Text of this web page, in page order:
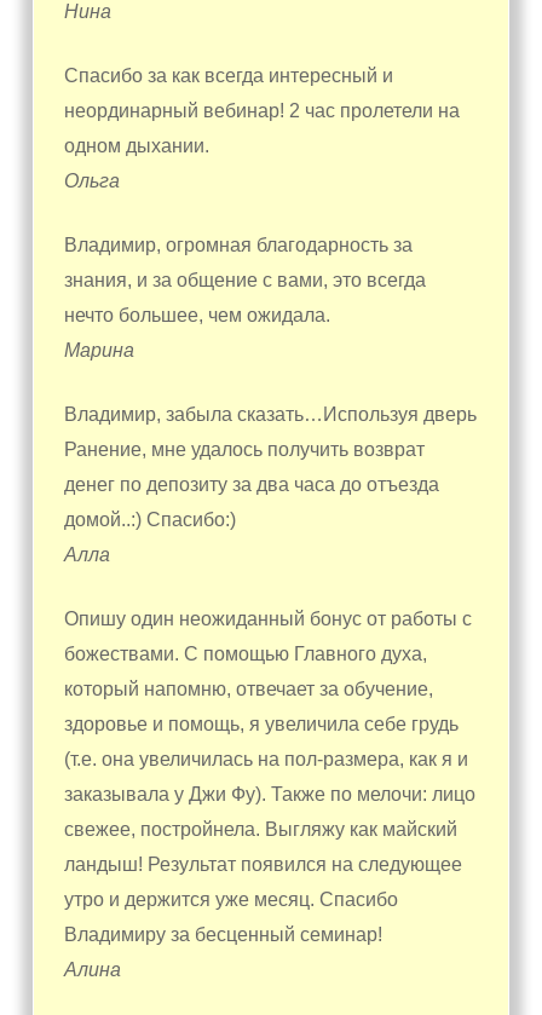
Нина
Спасибо за как всегда интересный и
неординарный вебинар! 2 час пролетели на
одном дыхании.
Ольга
Владимир, огромная благодарность за
знания, и за общение с вами, это всегда
нечто большее, чем ожидала.
Марина
Владимир, забыла сказать…Используя дверь
Ранение, мне удалось получить возврат
денег по депозиту за два часа до отъезда
домой..:) Спасибо:)
Алла
Опишу один неожиданный бонус от работы с
божествами. С помощью Главного духа,
который напомню, отвечает за обучение,
здоровье и помощь, я увеличила себе грудь
(т.е. она увеличилась на пол-размера, как я и
заказывала у Джи Фу). Также по мелочи: лицо
свежее, постройнела. Выгляжу как майский
ландыш! Результат появился на следующее
утро и держится уже месяц. Спасибо
Владимиру за бесценный семинар!
Алина